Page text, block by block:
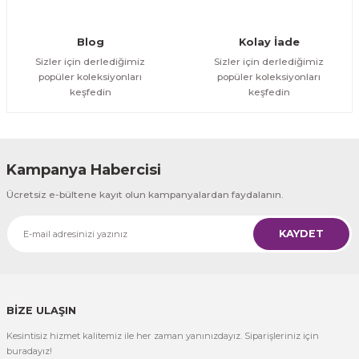
Blog
Sizler için derlediğimiz
popüler koleksiyonları
keşfedin
Kolay İade
Sizler için derlediğimiz
popüler koleksiyonları
keşfedin
Kampanya Habercisi
Ücretsiz e-bültene kayıt olun kampanyalardan faydalanın.
KAYDET
BİZE ULAŞIN
Kesintisiz hizmet kalitemiz ile her zaman yanınızdayız. Siparişleriniz için
buradayız!